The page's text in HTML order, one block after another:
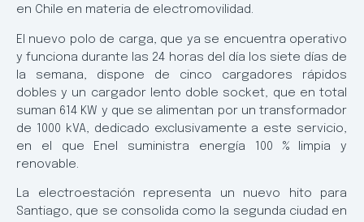
en Chile en materia de electromovilidad.
El nuevo polo de carga, que ya se encuentra operativo
y funciona durante las 24 horas del día los siete días de
la semana, dispone de cinco cargadores rápidos
dobles y un cargador lento doble socket, que en total
suman 614 KW y que se alimentan por un transformador
de 1000 kVA, dedicado exclusivamente a este servicio,
en el que Enel suministra energía 100 % limpia y
renovable.
La electroestación representa un nuevo hito para
Santiago, que se consolida como la segunda ciudad en